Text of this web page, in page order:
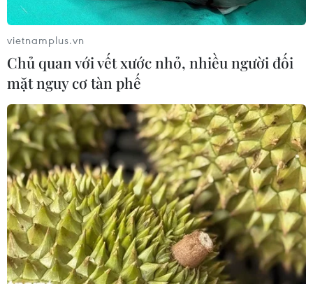
Lãnh đạo Thổ Nhĩ Kỳ, Nga nhất trí kêu gọi
ngừng bắn tại Libya
09/01/2020 06:11
Hai nhà lãnh đạo ra tuyên bố chung kêu gọi hướng tới
một lệnh ngừng bắn tại Libya, đồng thời ủng hộ những
vietnamplus.vn
Chủ quan với vết xước nhỏ, nhiều người đối
mặt nguy cơ tàn phế